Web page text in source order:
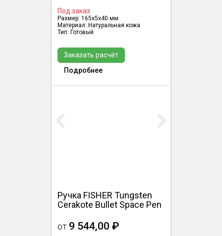
Под заказ
Размер: 165х5х40 мм
Материал: Натуральная кожа
Тип: Готовый
Заказать расчёт
Подробнее
Previous Next
Ручка FISHER Tungsten
Cerakote Bullet Space Pen
от 9 544,00 ₽